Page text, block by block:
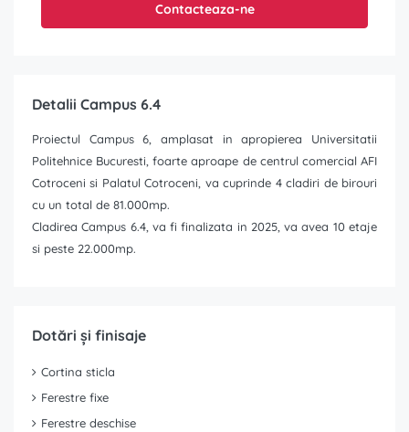
Contacteaza-ne
Detalii Campus 6.4
Proiectul Campus 6, amplasat in apropierea Universitatii
Politehnice Bucuresti, foarte aproape de centrul comercial AFI
Cotroceni si Palatul Cotroceni, va cuprinde 4 cladiri de birouri
cu un total de 81.000mp.
Cladirea Campus 6.4, va fi finalizata in 2025, va avea 10 etaje
si peste 22.000mp.
Dotări și finisaje
Cortina sticla
Ferestre fixe
Ferestre deschise